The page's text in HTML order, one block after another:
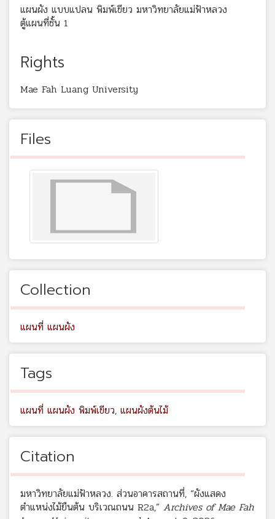
แผนผัง แบบแปลน พิมพ์เขียว มหาวิทยาลัยแม่ฟ้าหลวง
ตู้แผนที่ชั้น 1
Rights
Mae Fah Luang University
Files
Collection
แผนที่ แผนผัง
Tags
แผนที่ แผนผัง พิมพ์เขียว, แผนผังต้นไม้
Citation
มหาวิทยาลัยแม่ฟ้าหลวง. ส่วนอาคารสถานที่, “ผังแสดง
ตำแหน่งไม้ยืนต้น บริเวณถนน R2a,” Archives of Mae Fah